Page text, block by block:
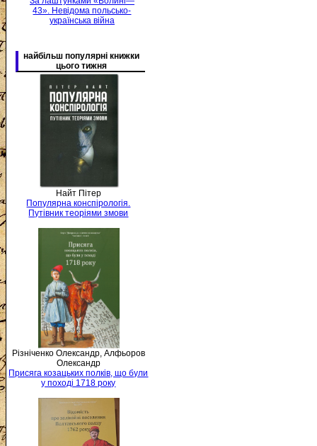
43». Невідома польсько-
українська війна
найбільш популярні книжки
цього тижня
Найт Пітер
Популярна конспірологія.
Путівник теоріями змови
Різніченко Олександр, Алфьоров
Олександр
Присяга козацьких полків, що були
у поході 1718 року